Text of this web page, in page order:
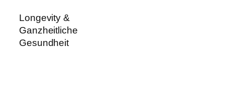
Longevity &
Ganzheitliche
Gesundheit